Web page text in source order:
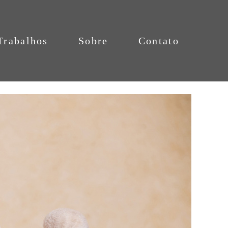
Sobre Contato